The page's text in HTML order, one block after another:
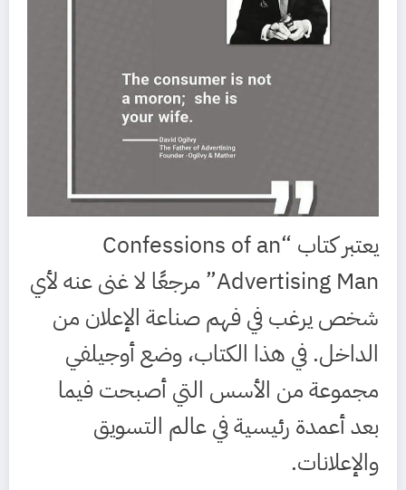
يعتبر كتاب “Confessions of an
Advertising Man” مرجعًا لا غنى عنه لأي
شخص يرغب في فهم صناعة الإعلان من
الداخل. في هذا الكتاب، وضع أوجيلفي
مجموعة من الأسس التي أصبحت فيما
بعد أعمدة رئيسية في عالم التسويق
والإعلانات.